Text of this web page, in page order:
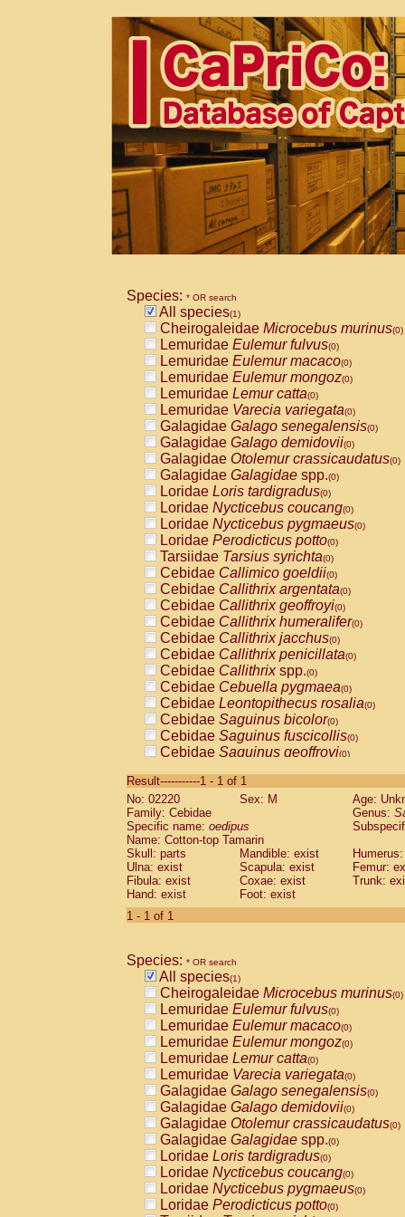
Species: * OR search
All species(1)
Cheirogaleidae Microcebus murinus(0)
Lemuridae Eulemur fulvus(0)
Lemuridae Eulemur macaco(0)
Lemuridae Eulemur mongoz(0)
Lemuridae Lemur catta(0)
Lemuridae Varecia variegata(0)
Galagidae Galago senegalensis(0)
Galagidae Galago demidovii(0)
Galagidae Otolemur crassicaudatus(0)
Galagidae Galagidae spp.(0)
Loridae Loris tardigradus(0)
Loridae Nycticebus coucang(0)
Loridae Nycticebus pygmaeus(0)
Loridae Perodicticus potto(0)
Tarsiidae Tarsius syrichta(0)
Cebidae Callimico goeldii(0)
Cebidae Callithrix argentata(0)
Cebidae Callithrix geoffroyi(0)
Cebidae Callithrix humeralifer(0)
Cebidae Callithrix jacchus(0)
Cebidae Callithrix penicillata(0)
Cebidae Callithrixspp.(0)
Cebidae Cebuella pygmaea(0)
Cebidae Leontopithecus rosalia(0)
Cebidae Saguinus bicolor(0)
Cebidae Saguinus fuscicollis(0)
Cebidae Saguinus geoffroyi(0)
CebidaeSaguinus labiatus(0)
Cebidae Saguinus leucopus (0)
Cebidae
CebidaeSaguinus mystax
Cebidae Saguinus nigricollis (0)
Cebidae Saguinus oedipus
Cebidae Saguinus weddelli
Cebidae Saguinusspp.
Cebidae
CebidaeCebus capucinus
CebidaeCebus nigrivittatus
CebidaeCebus spp.(0)
CebidaeSaimiri boliviensis(0)
CebidaeSaimiri sciureus(0)
AtelidaeAlouatta caraya(0)
AtelidaeAlouatta fusca(0)
AtelidaeAlouatta seniculus(0)
AtelidaeAlouattaspp.(0)
AtelidaeAteles belzebuth(0)
AtelidaeAteles geoffroyi(0)
AtelidaeAteles paniscus(0)
AtelidaeAtelesspp.(0)
AtelidaeLagothrix lagothricha(0)
AtelidaeLagothrix lagothricha cana
PitheciidaeCacajao calvus
Result-----------1 - 1 of 1
No: 02220
Sex: M
Age:
Family: Cebidae
Genus:
Specific name: oedipus
Name: Cotton-top Tamarin
Skull: parts
Mandible: exist
Ulna: exist
Scapula: exist
Femur:
Fibula: exist
Coxae: exist
Trunk:
Hand: exist
Foot: exist
1 - 1 of 1
Species: * OR search
All species(1)
Cheirogaleidae Microcebus murinus(0)
Lemuridae Eulemur fulvus(0)
Lemuridae Eulemur macaco(0)
Lemuridae Eulemur mongoz(0)
Lemuridae Lemur catta(0)
Lemuridae Varecia variegata(0)
Galagidae Galago senegalensis(0)
Galagidae Galago demidovii(0)
Galagidae Otolemur crassicaudatus(0)
Galagidae Galagidae spp.(0)
Loridae Loris tardigradus(0)
Loridae Nycticebus coucang(0)
Loridae Nycticebus pygmaeus(0)
Loridae Perodicticus potto(0)